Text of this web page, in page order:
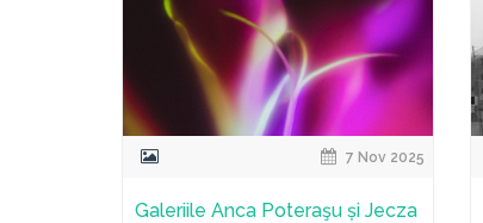
7 Nov 2025
Galeriile Anca Poteraşu și Jecza